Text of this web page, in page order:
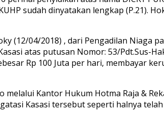
sudah dinyatakan lengkap (P.21).
(12/04/2018) , dari Pengadilan Niaga
atas putusan Nomor: 53/Pdt.Sus-
Rp 100 Juta per hari, membayar
Kantor Hukum Hotma Raja &
Kasasi tersebut seperti halnya